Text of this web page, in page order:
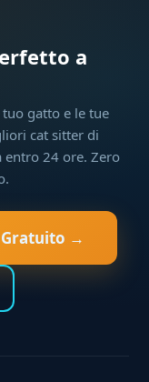
a
gatto e le tue
cat sitter di
entro 24 ore. Zero
Gratuito →